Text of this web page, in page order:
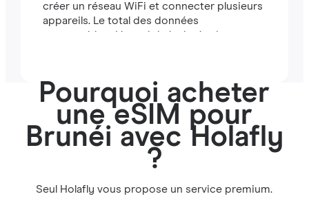
créer un réseau WiFi et connecter plusieurs
appareils. Le total des données
partageables dépend de la durée de votre
Pourquoi acheter
une eSIM pour
Brunéi avec Holafly
?
Seul Holafly vous propose un service premium.